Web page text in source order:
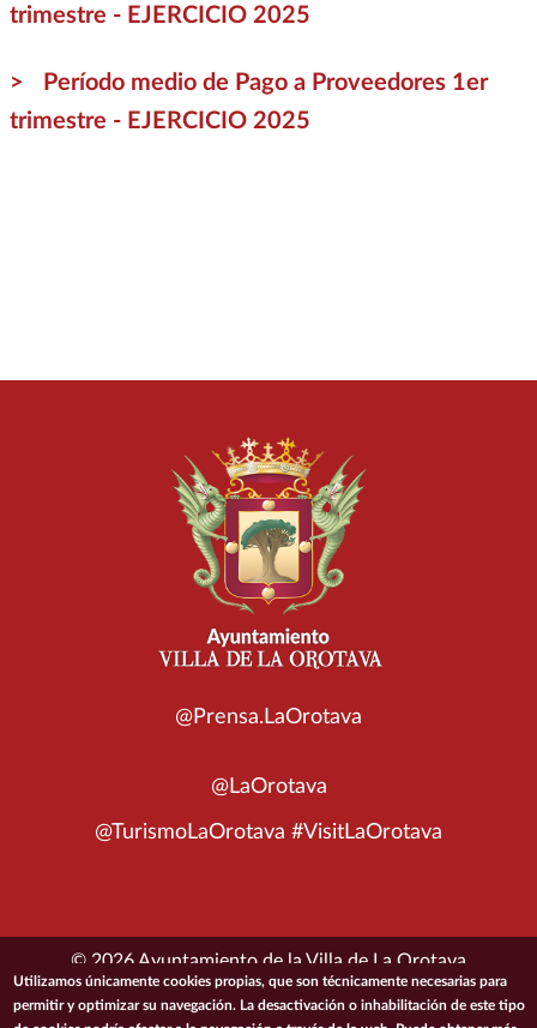
trimestre - EJERCICIO 2025
Período medio de Pago a Proveedores 1er
trimestre - EJERCICIO 2025
@Prensa.LaOrotava
@LaOrotava
@TurismoLaOrotava #VisitLaOrotava
© 2026 Ayuntamiento de la Villa de La Orotava
CONDICIONES DE USO
Utilizamos únicamente cookies propias, que son técnicamente necesarias para
permitir y optimizar su navegación. La desactivación o inhabilitación de este tipo